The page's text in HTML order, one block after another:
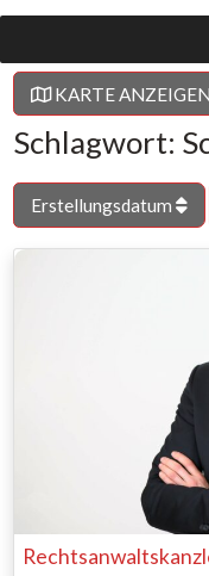
KARTE ANZEIGEN
Schlagwort:
Erstellungsdatum